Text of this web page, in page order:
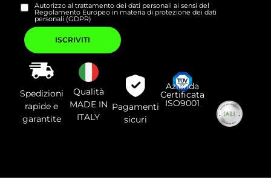
Autorizzo al trattamento dei dati personali ai sensi del
Regolamento Europeo in materia di protezione dei dati
personali (GDPR)
Si
prega
di
lasciare
vuoto
questo
campo.
Spedizioni
rapide e
garantite
Qualità
MADE IN
ITALY
Pagamenti
sicuri
Azienda
Certificata
ISO9001